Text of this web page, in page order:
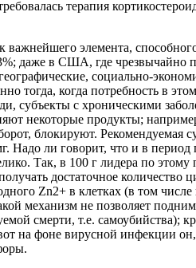
терапия
элемента,
даже в США, где
социально-
тогда, когда потребность в
с хроническими
некоторые продукты;
блокируют.
ли говорит, что и в
Так, в 100 г лидера по
достаточное
Zn2+ в клетках (в том
механизм не позволяет
смерти, т.е.
на фоне вирусной инфекции